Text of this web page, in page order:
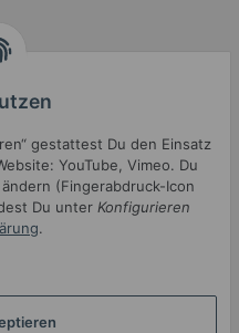
gestattest Du den Einsatz
YouTube, Vimeo. Du
(Fingerabdruck-Icon
Du unter Konfigurieren
.